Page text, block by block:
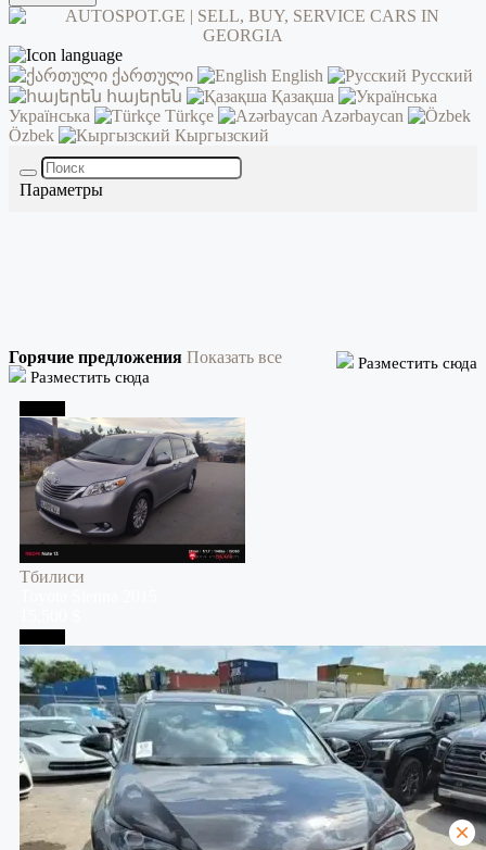
ქართული English
Русский
հայերեն
Қазақша
Українська
Türkçe
Azərbaycan
Özbek
Кыргызский
Параметры
Горячие предложения Показать все
Разместить сюда
Разместить сюда
Тбилиси